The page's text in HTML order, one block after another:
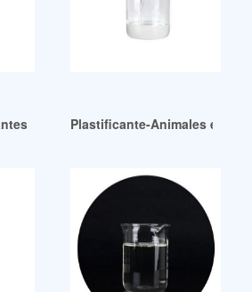
de venta caliente en Bengaluru
Plastificante-Animales en